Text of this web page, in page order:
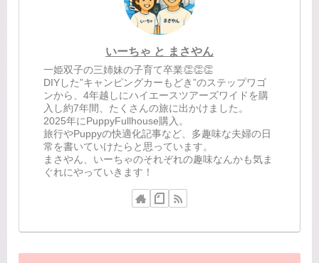
いーちゃ と まさやん
一姫双子の三姉妹の子育て卒業👏👏👏
DIYした”キャンピングカーもどき”のステップワゴ
ンから、4年越しにハイエースツアーズワイドを購
入し約7年間、たくさんの旅に出かけました。
2025年にPuppyFullhouse購入。
旅行やPuppyの快適化記事など、多趣味な夫婦の日
常を書いていけたらと思っています。
まさやん、いーちゃのそれぞれの趣味なんかも気ま
ぐれにやっていきます！